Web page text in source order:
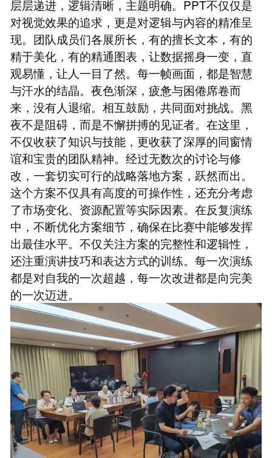
层层递进，逻辑清晰，主题明确。PPT不仅仅是
对视觉效果的追求，更是对逻辑与内容的精准呈
现。团队成员们各展所长，有的擅长文本，有的
精于美化，有的精通图表，让数据摇身一变，直
观易懂，让人一目了然。每一帧画面，都是智慧
与汗水的结晶。夜色渐深，疲惫与困倦席卷而
来，没有人退缩。相互鼓励，共同面对挑战。黑
夜不是阻碍，而是不懈拼搏的见证者。在这里，
不仅收获了知识与技能，更收获了深厚的同窗情
谊和宝贵的团队精神。经过无数次的讨论与修
改，一套切实可行的战略落地方案，跃然而出。
这个方案不仅具有高度的可操作性，还充分考虑
了市场变化、资源配置等实际因素。在反复演练
中，不断优化方案细节，确保在比赛中能够发挥
出最佳水平。不仅关注方案的完整性和逻辑性，
还注重演讲技巧和表达方式的训练。每一次演练
都是对自我的一次超越，每一次改进都是向完美
的一次迈进。